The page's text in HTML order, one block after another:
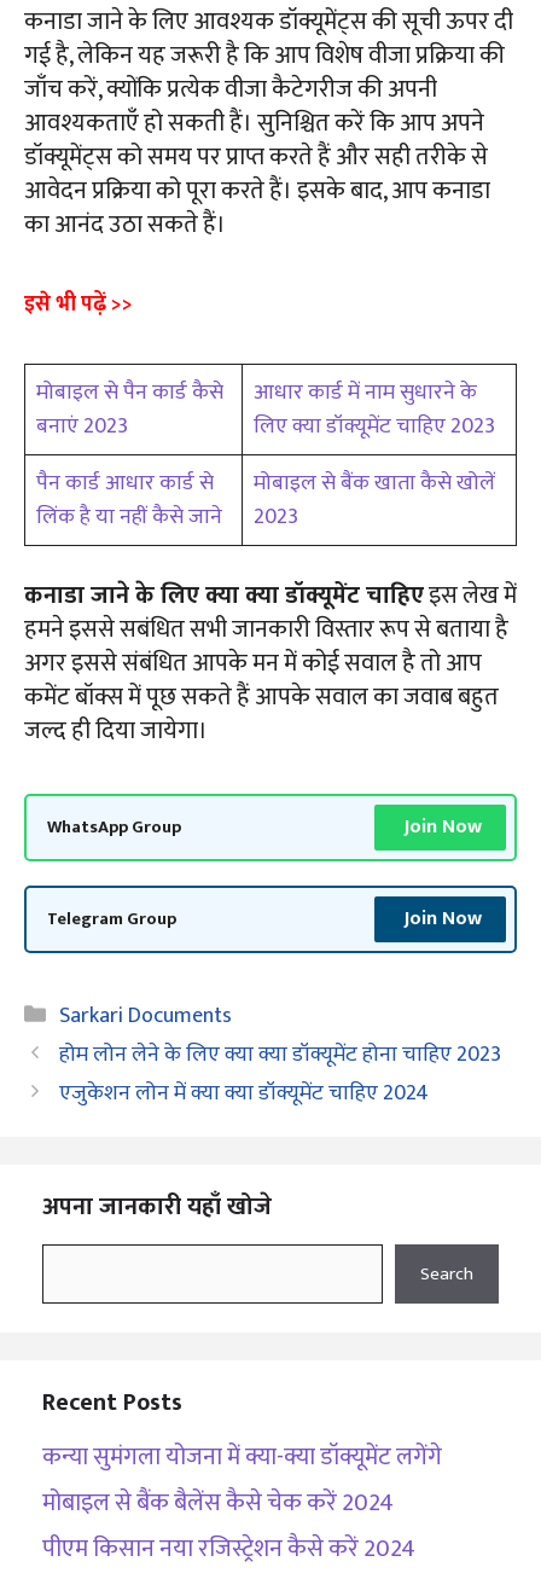
कनाडा जाने के लिए आवश्यक डॉक्यूमेंट्स की सूची ऊपर दी
गई है, लेकिन यह जरूरी है कि आप विशेष वीजा प्रक्रिया की
जाँच करें, क्योंकि प्रत्येक वीजा कैटेगरीज की अपनी
आवश्यकताएँ हो सकती हैं। सुनिश्चित करें कि आप अपने
डॉक्यूमेंट्स को समय पर प्राप्त करते हैं और सही तरीके से
आवेदन प्रक्रिया को पूरा करते हैं। इसके बाद, आप कनाडा
का आनंद उठा सकते हैं।
इसे भी पढ़ें >>
मोबाइल से पैन कार्ड कैसे
बनाएं 2023
आधार कार्ड में नाम सुधारने के
लिए क्या डॉक्यूमेंट चाहिए 2023
पैन कार्ड आधार कार्ड से
लिंक है या नहीं कैसे जाने
मोबाइल से बैंक खाता कैसे खोलें
2023
कनाडा जाने के लिए क्या क्या डॉक्यूमेंट चाहिएइस लेख में
हमने इससे सबंधित सभी जानकारी विस्तार रूप से बताया है
अगर इससे संबंधित आपके मन में कोई सवाल है तो आप
कमेंट बॉक्स में पूछ सकते हैं आपके सवाल का जवाब बहुत
जल्द ही दिया जायेगा।
WhatsApp Group Join Now
Telegram Group Join Now
Categories
Sarkari Documents
होम लोन लेने के लिए क्या क्या डॉक्यूमेंट होना चाहिए 2023
एजुकेशन लोन में क्या क्या डॉक्यूमेंट चाहिए 2024
अपना जानकारी यहाँ खोजे
Search
Recent Posts
कन्या सुमंगला योजना में क्या-क्या डॉक्यूमेंट लगेंगे
मोबाइल से बैंक बैलेंस कैसे चेक करें 2024
पीएम किसान नया रजिस्ट्रेशन कैसे करें 2024